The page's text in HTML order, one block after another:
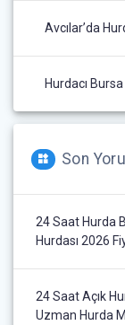
Avcılar’da
Hurdacı
Son
24 Saat Hurda
Hurdası 2026
24 Saat Açık
Uzman Hurda